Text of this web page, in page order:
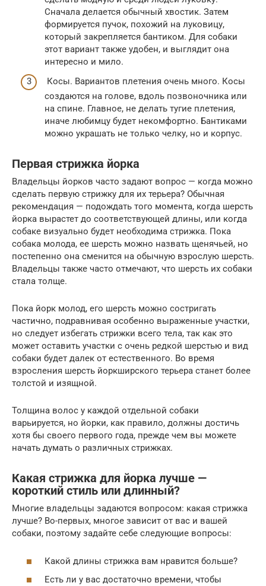
Сначала делается обычный хвостик. Затем
формируется пучок, похожий на луковицу,
который закрепляется бантиком. Для собаки
этот вариант также удобен, и выглядит она
интересно и мило.
Косы. Вариантов плетения очень много. Косы
создаются на голове, вдоль позвоночника или
на спине. Главное, не делать тугие плетения,
иначе любимцу будет некомфортно. Бантиками
можно украшать не только челку, но и корпус.
Первая стрижка йорка
Владельцы йорков часто задают вопрос — когда можно
сделать первую стрижку для их терьера? Обычная
рекомендация — подождать того момента, когда шерсть
йорка вырастет до соответствующей длины, или когда
собаке визуально будет необходима стрижка. Пока
собака молода, ее шерсть можно назвать щенячьей, но
постепенно она сменится на обычную взрослую шерсть.
Владельцы также часто отмечают, что шерсть их собаки
стала толще.
Пока йорк молод, его шерсть можно состригать
частично, подравнивая особенно выраженные участки,
но следует избегать стрижки всего тела, так как это
может оставить участки с очень редкой шерстью и вид
собаки будет далек от естественного. Во время
взросления шерсть йоркширского терьера станет более
толстой и изящной.
Толщина волос у каждой отдельной собаки
варьируется, но йорки, как правило, должны достичь
хотя бы своего первого года, прежде чем вы можете
начать думать о различных стрижках.
Какая стрижка для йорка лучше —
короткий стиль или длинный?
Многие владельцы задаются вопросом: какая стрижка
лучше? Во-первых, многое зависит от вас и вашей
собаки, поэтому задайте себе следующие вопросы:
Какой длины стрижка вам нравится больше?
Есть ли у вас достаточно времени, чтобы